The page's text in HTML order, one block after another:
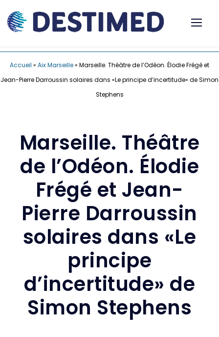
Accueil » Aix Marseille» Marseille. Théâtre de l’Odéon. Élodie Frégé et
Jean-Pierre Darroussin solaires dans «Le principe d’incertitude» de Simon
Stephens
Marseille. Théâtre
de l’Odéon. Élodie
Frégé et Jean-
Pierre Darroussin
solaires dans «Le
principe
d’incertitude» de
Simon Stephens